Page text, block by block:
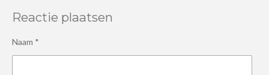
Reactie plaatsen
Naam *